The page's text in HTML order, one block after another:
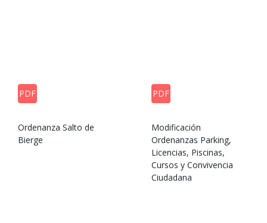
PDF
Ordenanza Salto de
Bierge
PDF
Modificación
Ordenanzas Parking,
Licencias, Piscinas,
Cursos y Convivencia
Ciudadana